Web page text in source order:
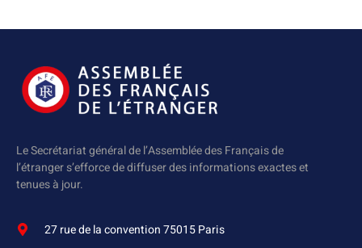
Le Secrétariat général de l’Assemblée des Français de
l’étranger s’efforce de diffuser des informations exactes et
tenues à jour.
27 rue de la convention 75015 Paris